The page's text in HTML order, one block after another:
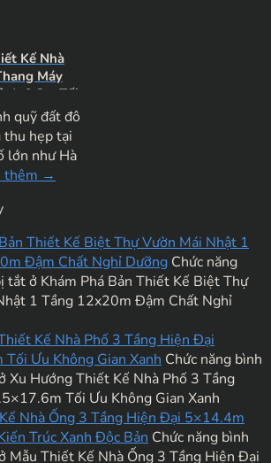
Kế Nhà
Máy
4×9.3m Tối
Cho Thuê
quỹ đất đô
thu hẹp tại
lớn như Hà
thêm →
Thiết Kế Biệt Thự Vườn Mái Nhật 1
Đậm Chất Nghỉ Dưỡng Chức năng
tắtở Khám Phá Bản Thiết Kế Biệt Thự
1 Tầng 12x20m Đậm Chất Nghỉ
Kế Nhà Phố 3 Tầng Hiện Đại
Ưu Không Gian Xanh Chức năng bình
Xu Hướng Thiết Kế Nhà Phố 3 Tầng
Tối Ưu Không Gian Xanh
Nhà Ống 3 Tầng Hiện Đại 5×14.4m
Trúc Xanh Độc Bản Chức năng bình
Mẫu Thiết Kế Nhà Ống 3 Tầng Hiện Đại